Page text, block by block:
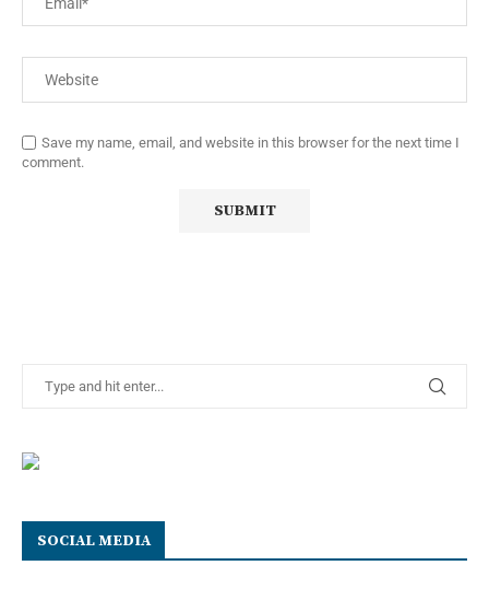
Save my name, email, and website in this browser for the next time I
comment.
SOCIAL MEDIA